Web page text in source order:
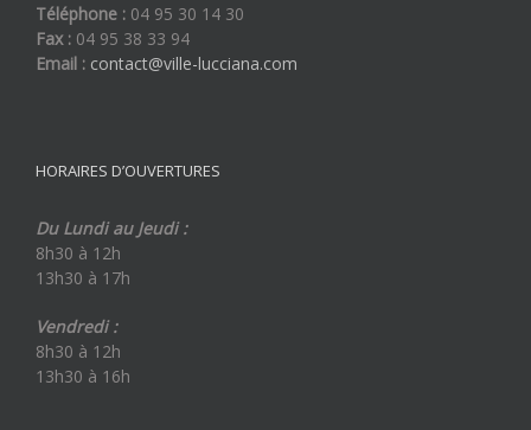
Téléphone : 04 95 30 14 30
Fax : 04 95 38 33 94
Email : contact@ville-lucciana.com
HORAIRES D’OUVERTURES
Du Lundi au Jeudi :
8h30 à 12h
13h30 à 17h
Vendredi :
8h30 à 12h
13h30 à 16h